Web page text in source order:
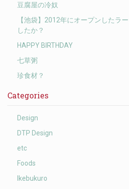
豆腐屋の冷奴
【池袋】2012年にオープンしたラ
したか？
HAPPY BIRTHDAY
七草粥
珍食材？
Categories
Design
DTP Design
etc
Foods
Ikebukuro